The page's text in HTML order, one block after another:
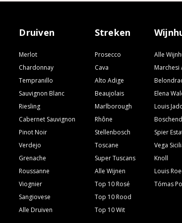
Druiven
Merlot
Chardonnay
Tempranillo
Sauvignon Blanc
Riesling
Cabernet Sauvignon
Pinot Noir
Verdejo
Grenache
Roussanne
Viognier
Sangiovese
Alle Druiven
Streken
Prosecco
Cava
Alto Adige
Beaujolais
Marlborough
Rhône
Stellenbosch
Toscane
Super Tuscans
Alle Wijnen
Top 10 Rosé
Top 10 Rood
Top 10 Wit
Alle
Marchesi
Elena
Louis
Spier
Vega
Knoll
Louis
Tómas